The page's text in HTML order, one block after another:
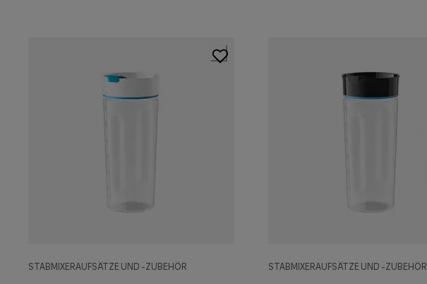
STABMIXERAUFSÄTZE UND -ZUBEHÖR STABMIXERAUFSÄTZE UND -ZUBEHÖR